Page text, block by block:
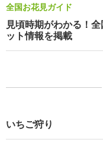
全国お花見ガイド
見頃時期がわかる！
ット情報を掲載
いちご狩り